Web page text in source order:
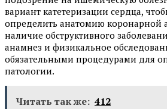
вариант катетеризации сердца,
определить анатомию коронарной
наличие обструктивного
анамнез и физикальное
обязательными процедурами для
патологии.
Читать так же: 412